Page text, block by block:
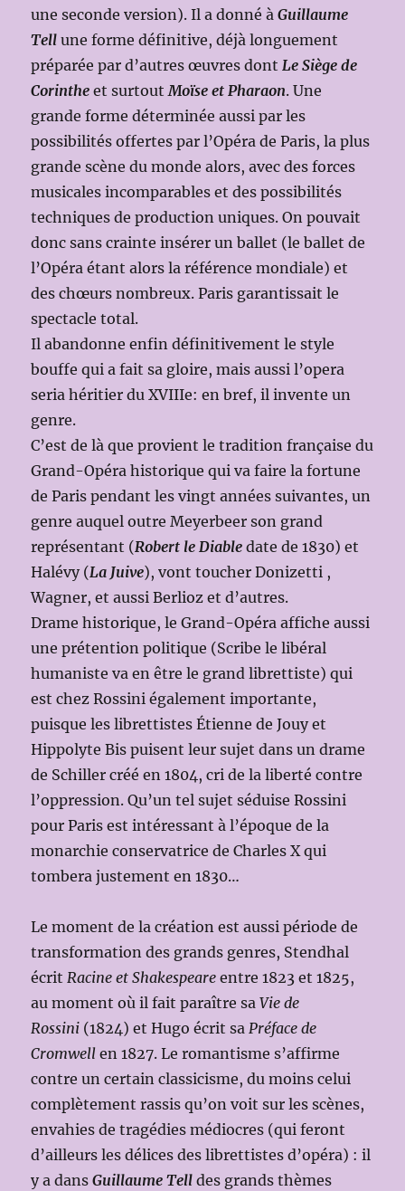
une seconde version). Il a donné àGuillaume
Tell une forme définitive, déjà longuement
préparée par d’autres œuvres dontLe Siège de
Corinthe et surtoutMoïse et Pharaon. Une
grande forme déterminée aussi par les
possibilités offertes par l’Opéra de Paris, la plus
grande scène du monde alors, avec des forces
musicales incomparables et des possibilités
techniques de production uniques. On pouvait
donc sans crainte insérer un ballet (le ballet de
l’Opéra étant alors la référence mondiale) et
des chœurs nombreux. Paris garantissait le
spectacle total.
Il abandonne enfin définitivement le style
bouffe qui a fait sa gloire, mais aussi l’opera
seria héritier du XVIIIe: en bref, il invente un
genre.
C’est de là que provient le tradition française du
Grand-Opéra historique qui va faire la fortune
de Paris pendant les vingt années suivantes, un
genre auquel outre Meyerbeer son grand
représentant (Robert le Diable date de 1830) et
Halévy (La Juive), vont toucher Donizetti ,
Wagner, et aussi Berlioz et d’autres.
Drame historique, le Grand-Opéra affiche aussi
une prétention politique (Scribe le libéral
humaniste va en être le grand librettiste) qui
est chez Rossini également importante,
puisque les librettistes Étienne de Jouy et
Hippolyte Bis puisent leur sujet dans un drame
de Schiller créé en 1804, cri de la liberté contre
l’oppression. Qu’un tel sujet séduise Rossini
pour Paris est intéressant à l’époque de la
monarchie conservatrice de Charles X qui
tombera justement en 1830…
Le moment de la création est aussi période de
transformation des grands genres, Stendhal
écritRacine et Shakespeare entre 1823 et 1825,
au moment où il fait paraître saVie de
Rossini (1824) et Hugo écrit saPréface de
Cromwell en 1827. Le romantisme s’affirme
contre un certain classicisme, du moins celui
complètement rassis qu’on voit sur les scènes,
envahies de tragédies médiocres (qui feront
d’ailleurs les délices des librettistes d’opéra) : il
y a dansGuillaume Tell des grands thèmes